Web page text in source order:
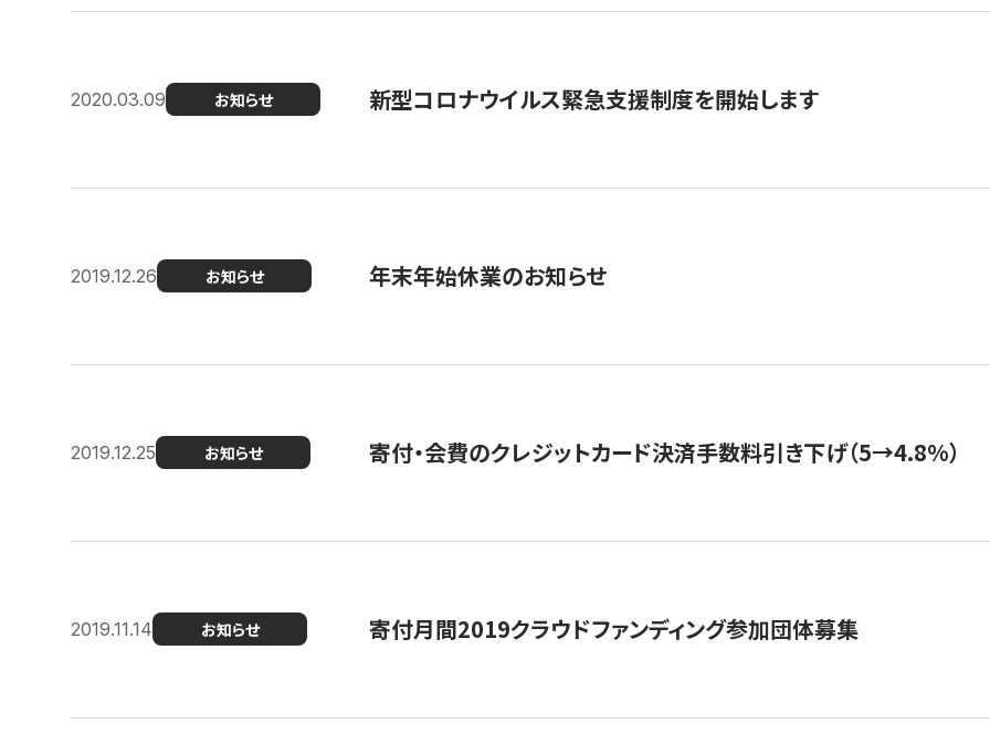
2020.03.09 お知らせ 新型コロナウイルス緊急支援制度を開始します
2019.12.26 お知らせ 年末年始休業のお知らせ
2019.12.25 お知らせ 寄付・会費のクレジットカード決済手数料引き下げ（5→4.8%）
2019.11.14 お知らせ 寄付月間2019クラウドファンディング参加団体募集